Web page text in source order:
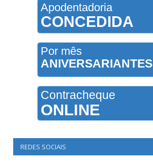
Apodentadoria
CONCEDIDA
Por mês
ANIVERSARIANTES
Contracheque
ONLINE
REDES SOCIAIS